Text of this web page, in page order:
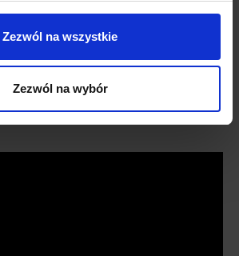
Zezwól na wszystkie
Zezwól na wybór